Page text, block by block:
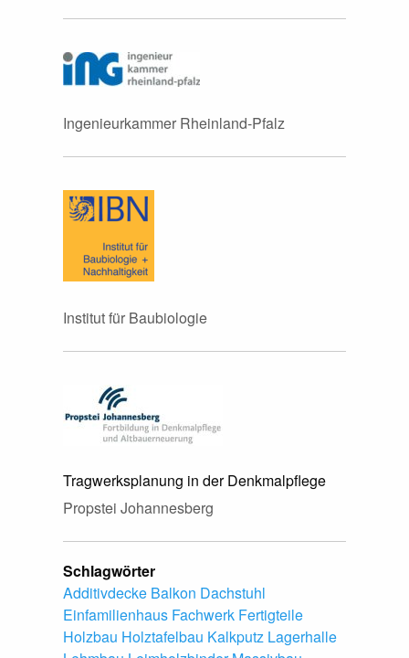
Ingenieurkammer Rheinland-Pfalz
Institut für Baubiologie
Tragwerksplanung in der Denkmalpflege
Propstei Johannesberg
Schlagwörter
Additivdecke Balkon Dachstuhl
Einfamilienhaus Fachwerk Fertigteile
Holzbau Holztafelbau Kalkputz Lagerhalle